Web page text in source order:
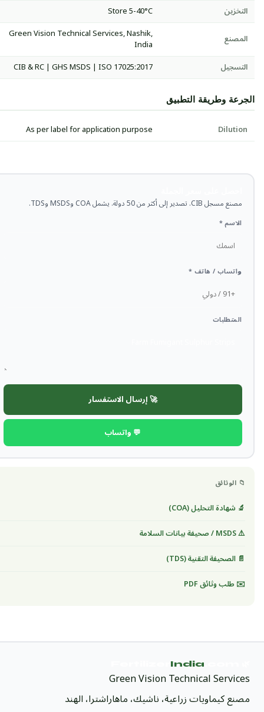
التخزين
Store 5-40°C
المصنع
Green Vision Technical Services, Nashik,
India
التسجيل
CIB & RC | GHS MSDS | ISO 17025:2017
الجرعة وطريقة التطبيق
Dilution
As per label for application purpose
مصنع مسجل CIB. تصدير إلى أكثر من 50 دولة. يشمل COA وMSDS وTDS.
الاسم *
واتساب / هاتف *
المتطلبات
🚀 إرسال الاستفسار
💬 واتساب
📁 الوثائق
🔬 شهادة التحليل (COA)
⚠️ MSDS / صحيفة بيانات السلامة
📄 الصحيفة التقنية (TDS)
✉️ طلب وثائق PDF
India
Green Vision Technical Services
مصنع كيماويات زراعية، ناشيك، ماهاراشترا، الهند